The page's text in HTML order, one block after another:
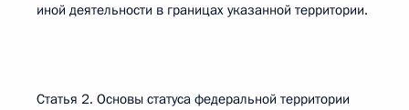
иной деятельности в границах указанной территории.
Статья 2. Основы статуса федеральной территории